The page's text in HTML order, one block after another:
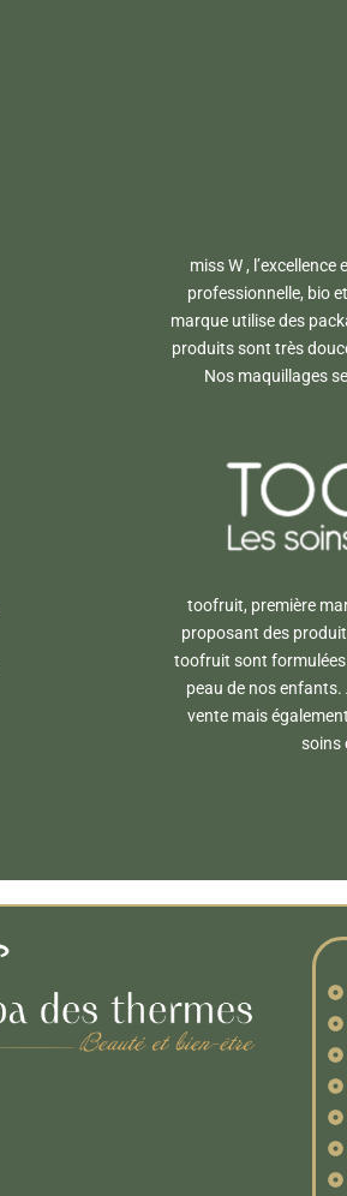
miss W ,
professionnelle, bio
marque utilise des
produits sont très
Nos maquillages
toofruit, première
proposant des
toofruit sont formulées
peau de nos
vente mais
soins